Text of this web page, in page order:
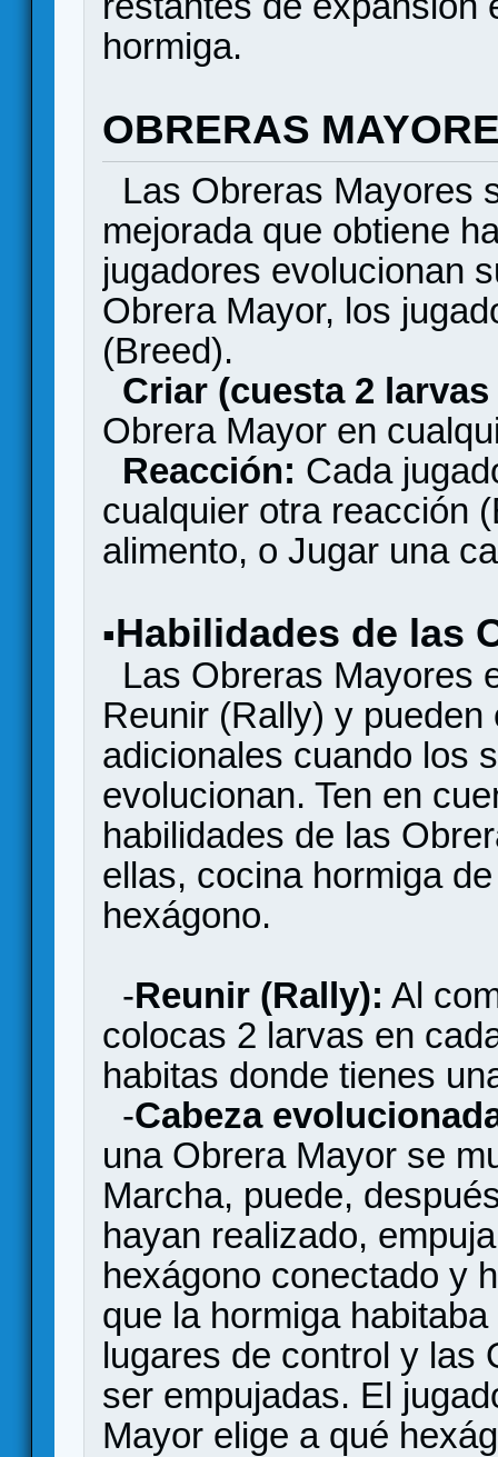
hormiga.
OBRERAS
Las Obreras Mayores
mejorada que obtiene
jugadores evolucionan
Obrera Mayor, los
(Breed).
Criar (cuesta 2
Obrera Mayor en
Reacción: Cada
cualquier otra reacción
alimento, o Jugar una
▪Habilidades de las
Las Obreras Mayores
Reunir (Rally) y
adicionales cuando los
evolucionan. Ten en
habilidades de las
ellas, cocina hormiga
hexágono.
-Reunir (Rally): Al
colocas 2 larvas en
habitas donde tienes
-Cabeza
una Obrera Mayor se
Marcha, puede,
hayan realizado,
hexágono conectado y
que la hormiga
lugares de control y las
ser empujadas. El
Mayor elige a qué